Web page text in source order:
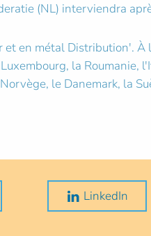
(NL) interviendra
en métal Distribution'.
la Roumanie,
le Danemark, la
LinkedIn